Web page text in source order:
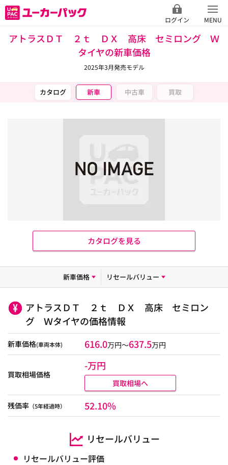
ログイン MENU
アトラスＤＴ ２ｔ ＤＸ 高床 セミロング Ｗ
タイヤの新車価格
2025年3月発売モデル
カタログ 新車 中古車 買取
カタログを見る
新車価格 リセールバリュー
アトラスＤＴ ２ｔ ＤＸ 高床 セミロン
グ Ｗタイヤの価格情報
新車価格(車両本体) 616.0万円～637.5万円
買取相場価格
-万円
買取相場へ
残価率 （5年経過時） 52.10%
リセールバリュー
リセールバリュー評価